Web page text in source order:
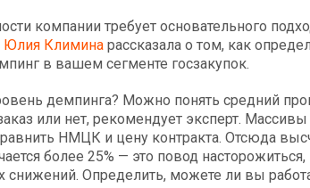
компании требует основательного
Юлия Климина рассказала о том, как
в вашем сегменте госзакупок.
демпинга? Можно понять средний
или нет, рекомендует эксперт.
НМЦК и цену контракта. Отсюда
более 25% — это повод
снижений. Определить, можете ли вы